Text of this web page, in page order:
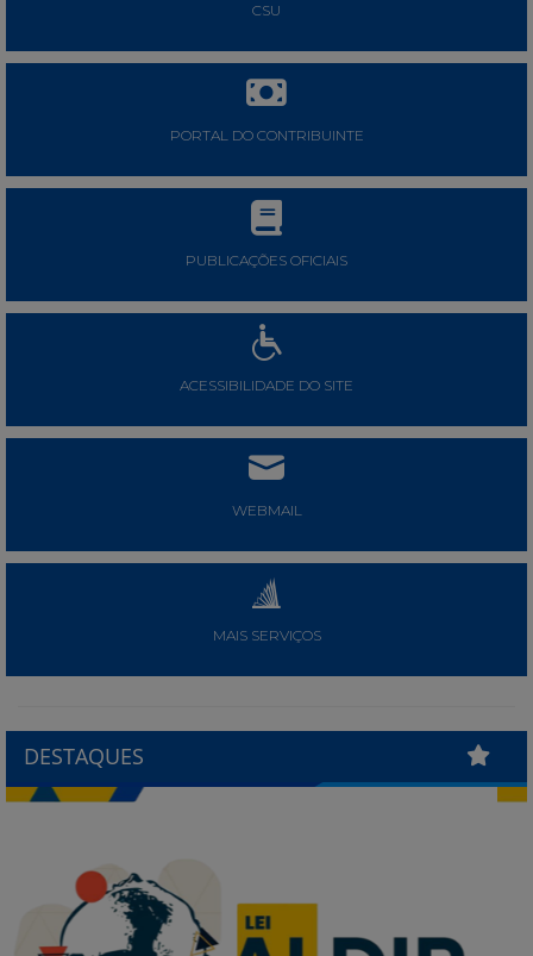
CSU
PORTAL DO CONTRIBUINTE
PUBLICAÇÕES OFICIAIS
ACESSIBILIDADE DO SITE
WEBMAIL
MAIS SERVIÇOS
DESTAQUES